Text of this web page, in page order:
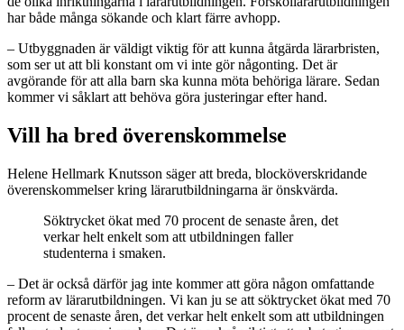
har både många sökande och klart färre avhopp.
– Utbyggnaden är väldigt viktig för att kunna åtgärda lärarbristen,
som ser ut att bli konstant om vi inte gör någonting. Det är
avgörande för att alla barn ska kunna möta behöriga lärare. Sedan
kommer vi såklart att behöva göra justeringar efter hand.
Vill ha bred överenskommelse
Helene Hellmark Knutsson säger att breda, blocköverskridande
överenskommelser kring lärarutbildningarna är önskvärda.
Söktrycket ökat med 70 procent de senaste åren, det
verkar helt enkelt som att utbildningen faller
studenterna i smaken.
– Det är också därför jag inte kommer att göra någon omfattande
reform av lärarutbildningen. Vi kan ju se att söktrycket ökat med 70
procent de senaste åren, det verkar helt enkelt som att utbildningen